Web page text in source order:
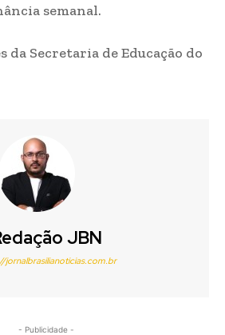
semanal.
da Secretaria de Educação do
JBN
jornalbrasilianoticias.com.br
- Publicidade -